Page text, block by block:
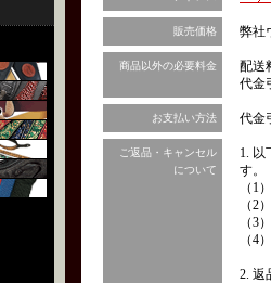
販売価格 弊社
商品以外の必要料金
配送
代金
お支払い方法 代金
ご返品・キャンセル
について
1. 以
す。
（1
（2
（3
（4
2. 返